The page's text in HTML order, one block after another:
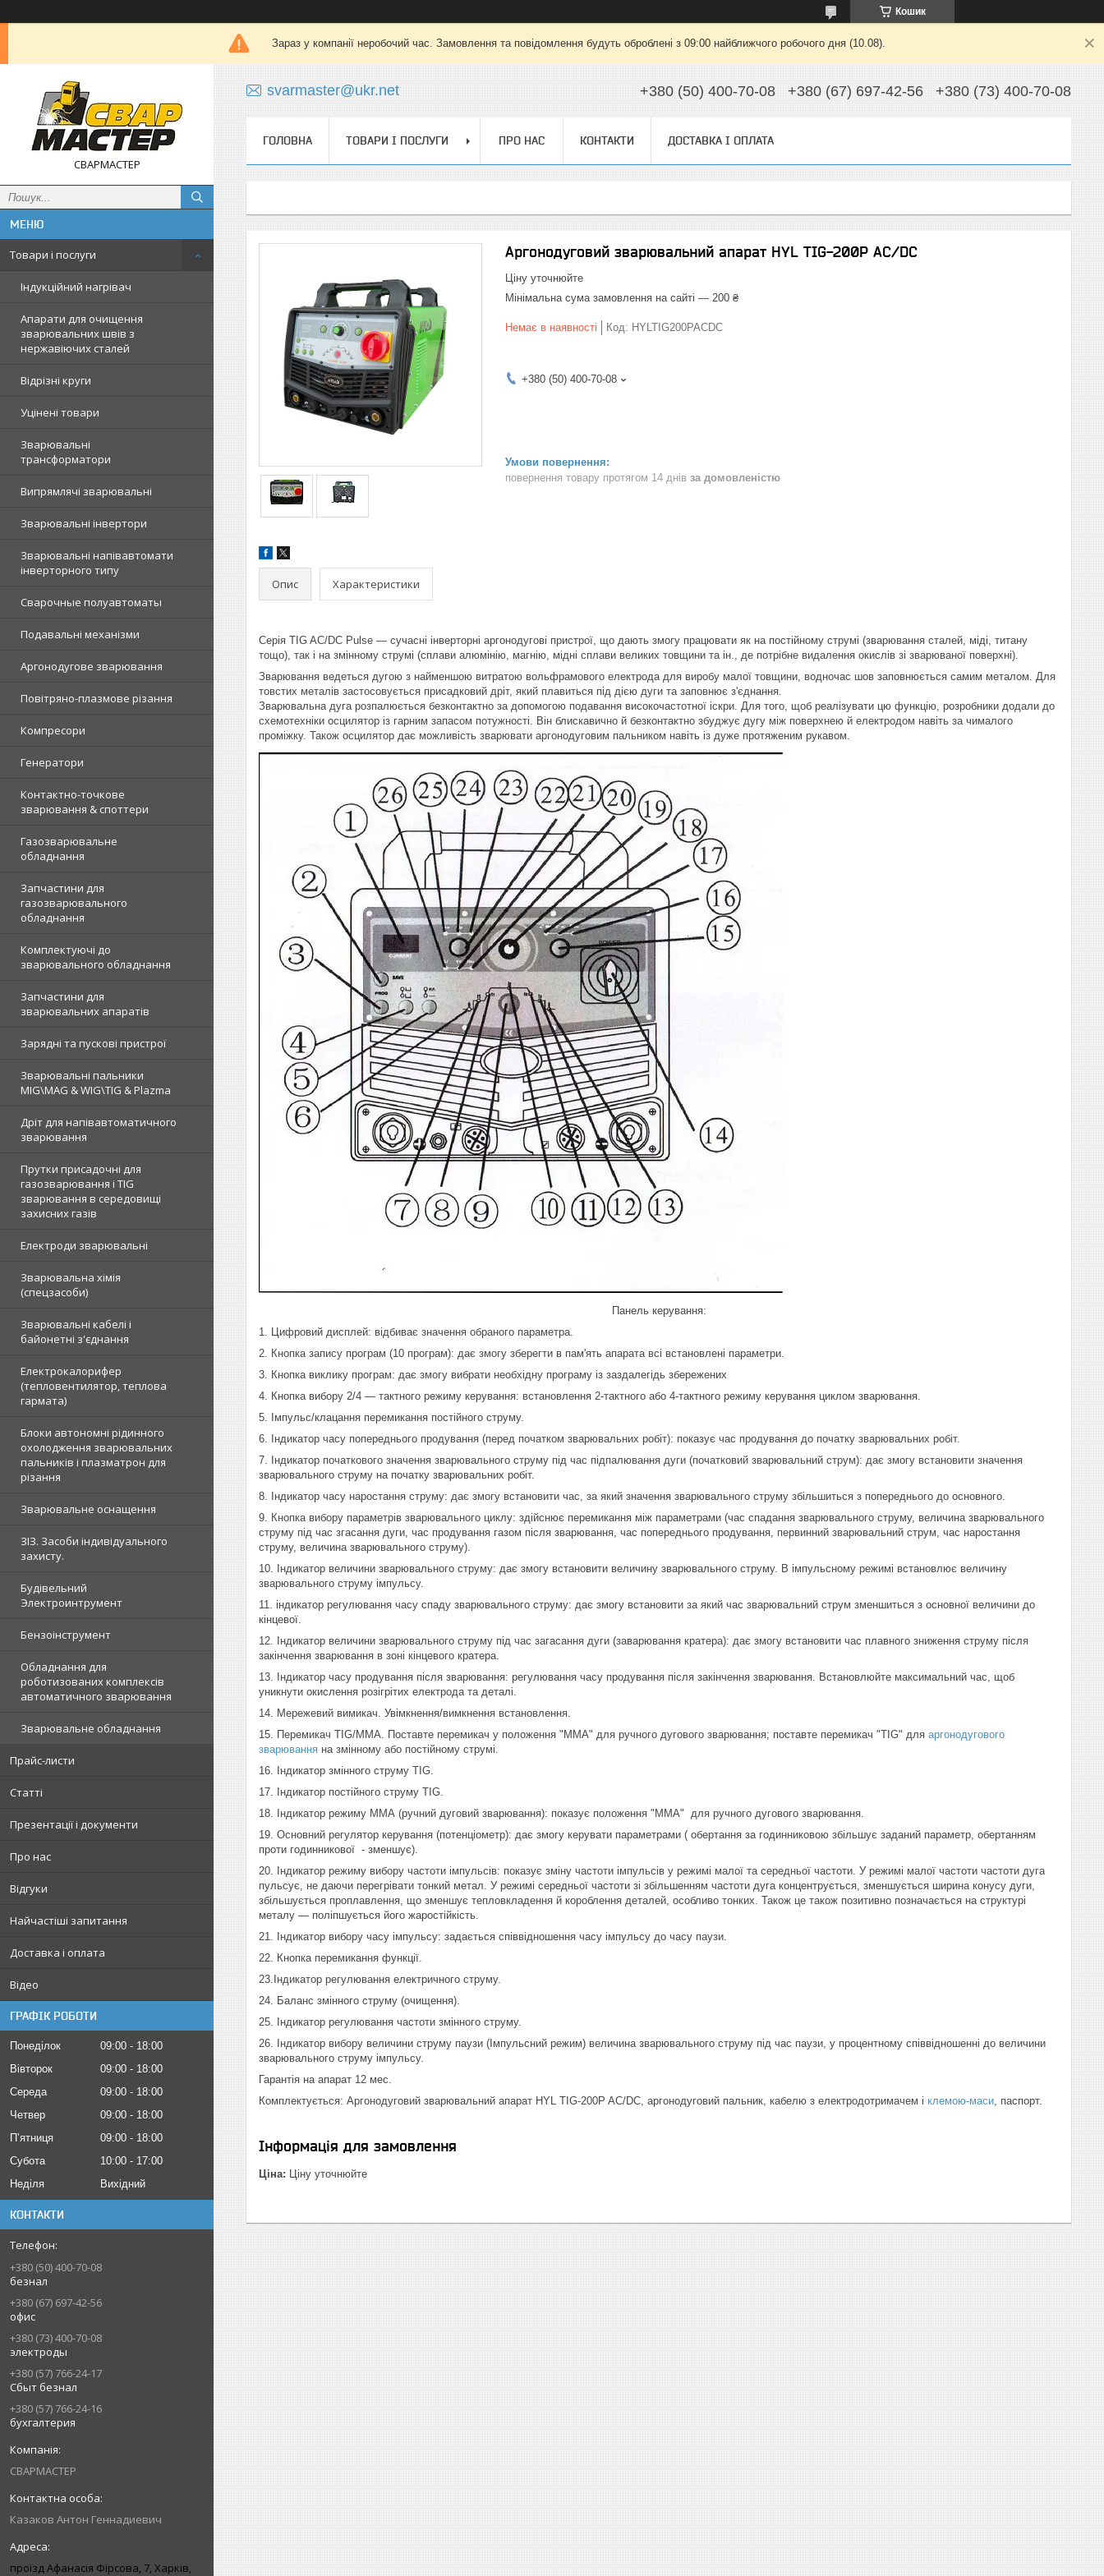
Кошик
Зараз у компанії неробочий час. Замовлення та повідомлення будуть оброблені з 09:00 найближчого робочого дня (10.08).
СВАРМАСТЕР
Товари і послуги
Індукційний нагрівач
Апарати для очищення
зварювальних швів з
нержавіючих сталей
Відрізні круги
Уцінені товари
Зварювальні
трансформатори
Випрямлячі зварювальні
Зварювальні інвертори
Зварювальні напівавтомати
інверторного типу
Сварочные полуавтоматы
Подавальні механізми
Аргонодугове зварювання
Повітряно-плазмове різання
Компресори
Генератори
Контактно-точкове
зварювання & споттери
Газозварювальне
обладнання
Запчастини для
газозварювального
обладнання
Комплектуючі до
зварювального обладнання
Запчастини для
зварювальних апаратів
Зарядні та пускові пристрої
Зварювальні пальники
MIG\MAG & WIG\TIG & Plazma
Дріт для напівавтоматичного
зварювання
Прутки присадочні для
газозварювання і TIG
зварювання в середовищі
захисних газів
Електроди зварювальні
Зварювальна хімія
(спецзасоби)
Зварювальні кабелі і
байонетні з'єднання
Електрокалорифер
(тепловентилятор, теплова
гармата)
Блоки автономні рідинного
охолодження зварювальних
пальників і плазматрон для
різання
Зварювальне оснащення
ЗІЗ. Засоби індивідуального
захисту.
Будівельний
Электроинтрумент
Бензоінструмент
Обладнання для
роботизованих комплексів
автоматичного зварювання
Зварювальне обладнання
Прайс-листи
Статті
Презентації і документи
Про нас
Відгуки
Найчастіші запитання
Доставка і оплата
Відео
ГРАФІК РОБОТИ
Понеділок 09:00
18:00
Вівторок
09:00
18:00
Середа
09:00
18:00
Четвер
09:00
18:00
Пʼятниця
09:00
18:00
Субота
10:00
17:00
Неділя
Вихідний
КОНТАКТИ
+380 (50) 400-70-08
безнал
+380 (67) 697-42-56
офис
+380 (73) 400-70-08
электроды
+380 (57) 766-24-17
Сбыт безнал
+380 (57) 766-24-16
бухгалтерия
СВАРМАСТЕР
Казаков Антон Геннадиевич
проїзд Афанасія Фірсова, 7, Харків,
svarmaster@ukr.net +380 (50) 400-70-08 +380 (67) 697-42-56 +380 (73) 400-70-08
ГОЛОВНА ТОВАРИ І ПОСЛУГИ ПРО НАС КОНТАКТИ ДОСТАВКА І ОПЛАТА
Аргонодуговий зварювальний апарат HYL TIG-200P AC/DC
Ціну уточнюйте
Мінімальна сума замовлення на сайті — 200 ₴
Немає в наявності Код: HYLTIG200PACDC
+380 (50) 400-70-08
повернення товару протягом 14 днів за домовленістю
Опис Характеристики
Серія TIG AC/DC Pulse — сучасні інверторні аргонодугові пристрої, що дають змогу працювати як на постійному струмі (зварювання сталей, міді, титану
тощо), так і на змінному струмі (сплави алюмінію, магнію, мідні сплави великих товщини та ін., де потрібне видалення окислів зі зварюваної поверхні).
Зварювання ведеться дугою з найменшою витратою вольфрамового електрода для виробу малої товщини, водночас шов заповнюється самим металом. Для
товстих металів застосовується присадковий дріт, який плавиться під дією дуги та заповнює з'єднання.
Зварювальна дуга розпалюється безконтактно за допомогою подавання високочастотної іскри. Для того, щоб реалізувати цю функцію, розробники додали до
схемотехніки осцилятор із гарним запасом потужності. Він блискавично й безконтактно збуджує дугу між поверхнею й електродом навіть за чималого
проміжку. Також осцилятор дає можливість зварювати аргонодуговим пальником навіть із дуже протяженим рукавом.
Панель керування:
1. Цифровий дисплей: відбиває значення обраного параметра.
2. Кнопка запису програм (10 програм): дає змогу зберегти в пам'ять апарата всі встановлені параметри.
3. Кнопка виклику програм: дає змогу вибрати необхідну програму із заздалегідь збережених
4. Кнопка вибору 2/4 — тактного режиму керування: встановлення 2-тактного або 4-тактного режиму керування циклом зварювання.
5. Імпульс/клацання перемикання постійного струму.
6. Індикатор часу попереднього продування (перед початком зварювальних робіт): показує час продування до початку зварювальних робіт.
7. Індикатор початкового значення зварювального струму під час підпалювання дуги (початковий зварювальний струм): дає змогу встановити значення
зварювального струму на початку зварювальних робіт.
8. Індикатор часу наростання струму: дає змогу встановити час, за який значення зварювального струму збільшиться з попереднього до основного.
9. Кнопка вибору параметрів зварювального циклу: здійснює перемикання між параметрами (час спадання зварювального струму, величина зварювального
струму під час згасання дуги, час продування газом після зварювання, час попереднього продування, первинний зварювальний струм, час наростання
струму, величина зварювального струму).
10. Індикатор величини зварювального струму: дає змогу встановити величину зварювального струму. В імпульсному режимі встановлює величину
зварювального струму імпульсу.
11. індикатор регулювання часу спаду зварювального струму: дає змогу встановити за який час зварювальний струм зменшиться з основної величини до
кінцевої.
12. Індикатор величини зварювального струму під час загасання дуги (заварювання кратера): дає змогу встановити час плавного зниження струму після
закінчення зварювання в зоні кінцевого кратера.
13. Індикатор часу продування після зварювання: регулювання часу продування після закінчення зварювання. Встановлюйте максимальний час, щоб
уникнути окислення розігрітих електрода та деталі.
14. Мережевий вимикач. Увімкнення/вимкнення встановлення.
15. Перемикач TIG/MMA. Поставте перемикач у положення "ММА" для ручного дугового зварювання; поставте перемикач "TIG" для аргонодугового
зварювання на змінному або постійному струмі.
16. Індикатор змінного струму TIG.
17. Індикатор постійного струму TIG.
18. Індикатор режиму ММА (ручний дуговий зварювання): показує положення "ММА" для ручного дугового зварювання.
19. Основний регулятор керування (потенціометр): дає змогу керувати параметрами ( обертання за годинниковою збільшує заданий параметр, обертанням
проти годинникової - зменшує).
20. Індикатор режиму вибору частоти імпульсів: показує зміну частоти імпульсів у режимі малої та середньої частоти. У режимі малої частоти частоти дуга
пульсує, не даючи перегрівати тонкий метал. У режимі середньої частоти зі збільшенням частоти дуга концентрується, зменшується ширина конусу дуги,
збільшується проплавлення, що зменшує тепловкладення й короблення деталей, особливо тонких. Також це також позитивно позначається на структурі
металу — поліпшується його жаростійкість.
21. Індикатор вибору часу імпульсу: задається співвідношення часу імпульсу до часу паузи.
22. Кнопка перемикання функції.
23.Індикатор регулювання електричного струму.
24. Баланс змінного струму (очищення).
25. Індикатор регулювання частоти змінного струму.
26. Індикатор вибору величини струму паузи (Імпульсний режим) величина зварювального струму під час паузи, у процентному співвідношенні до величини
зварювального струму імпульсу.
Гарантія на апарат 12 мес.
Комплектується: Аргонодуговий зварювальний апарат HYL TIG-200P AC/DC, аргонодуговий пальник, кабелю з електродотримачем і клемою-маси, паспорт.
Інформація для замовлення
Ціна: Ціну уточнюйте